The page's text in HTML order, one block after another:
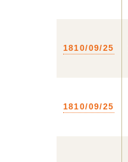
1810/09/25
1810/09/25